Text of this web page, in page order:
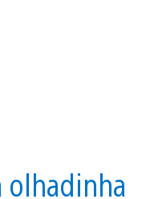
olhadinha